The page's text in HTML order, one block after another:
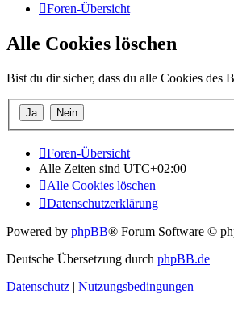
Foren-Übersicht
Alle Cookies löschen
Bist du dir sicher, dass du alle Cookies des
Foren-Übersicht
Alle Zeiten sind UTC+02:00
Alle Cookies löschen
Datenschutzerklärung
Powered by phpBB® Forum Software ©
Deutsche Übersetzung durch phpBB.de
Datenschutz | Nutzungsbedingungen